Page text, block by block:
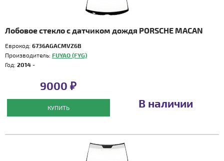
Лобовое стекло с датчиком дождя PORSCHE MACAN
Еврокод: 6736AGACMVZ6B
Производитель: FUYAO (FYG)
Год: 2014 -
9000 ₽
КУПИТЬ В наличии